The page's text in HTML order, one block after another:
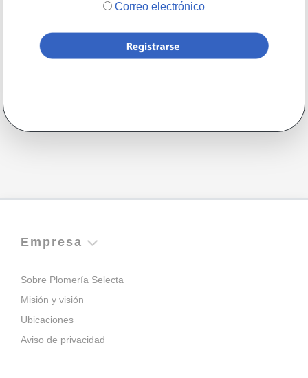
Correo electrónico
Empresa
Sobre Plomería Selecta
Misión y visión
Ubicaciones
Aviso de privacidad